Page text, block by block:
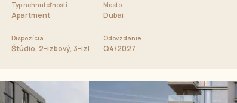
Typ nehnuteľnosti
Apartment
Dispozícia
Štúdio, 2-izbový, 3-izbový, 4-izbový apartmán, Strešný apartmán
Mesto
Dubai
Odovzdanie
Q4/2027